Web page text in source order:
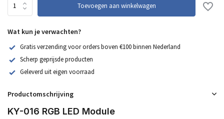
Toevoegen aan winkelwagen
Wat kun je verwachten?
Gratis verzending voor orders boven €100 binnen Nederland
Scherp geprijsde producten
Geleverd uit eigen voorraad
Productomschrijving
KY-016 RGB LED Module